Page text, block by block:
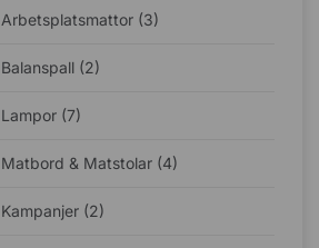
Arbetsplatsmattor (3)
Balanspall (2)
Lampor (7)
Matbord & Matstolar (4)
Kampanjer (2)